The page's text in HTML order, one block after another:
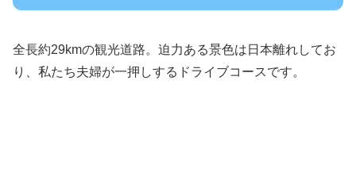
全長約29kmの観光道路。迫力ある景色は日本離れしてお
り、私たち夫婦が一押しするドライブコースです。